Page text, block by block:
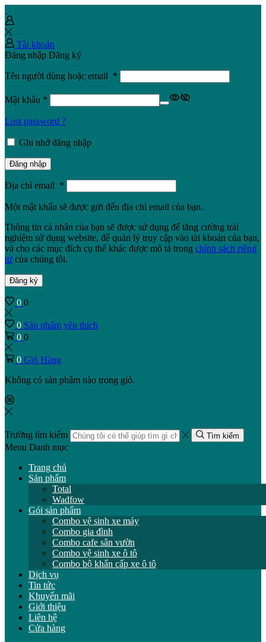
Tài khoản
Đăng nhập Đăng ký
Tên người dùng hoặc email *
Mật khẩu *
Lost password ?
Ghi nhớ đăng nhập
Đăng nhập
Địa chỉ email *
Một mật khẩu sẽ được gửi đến địa chỉ email của bạn.
Thông tin cá nhân của bạn sẽ được sử dụng để tăng cường trải
nghiệm sử dụng website, để quản lý truy cập vào tài khoản của bạn,
và cho các mục đích cụ thể khác được mô tả trong chính sách riêng
tư của chúng tôi.
Đăng ký
0 0
0 Sản phẩm yêu thích
0 0
0 Giỏ Hàng
Không có sản phẩm nào trong giỏ.
Trường tìm kiếm Tìm kiếm
Menu Danh mục
Trang chủ
Sản phẩm
Total
Wadfow
Gói sản phẩm
Combo vệ sinh xe máy
Combo gia đình
Combo cafe sân vườn
Combo vệ sinh xe ô tô
Combo bộ khẩn cấp xe ô tô
Dịch vụ
Tin tức
Khuyến mãi
Giới thiệu
Liên hệ
Cửa hàng